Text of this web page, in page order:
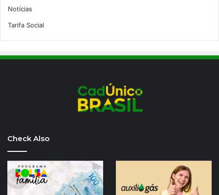
Notícias
Tarifa Social
Check Also